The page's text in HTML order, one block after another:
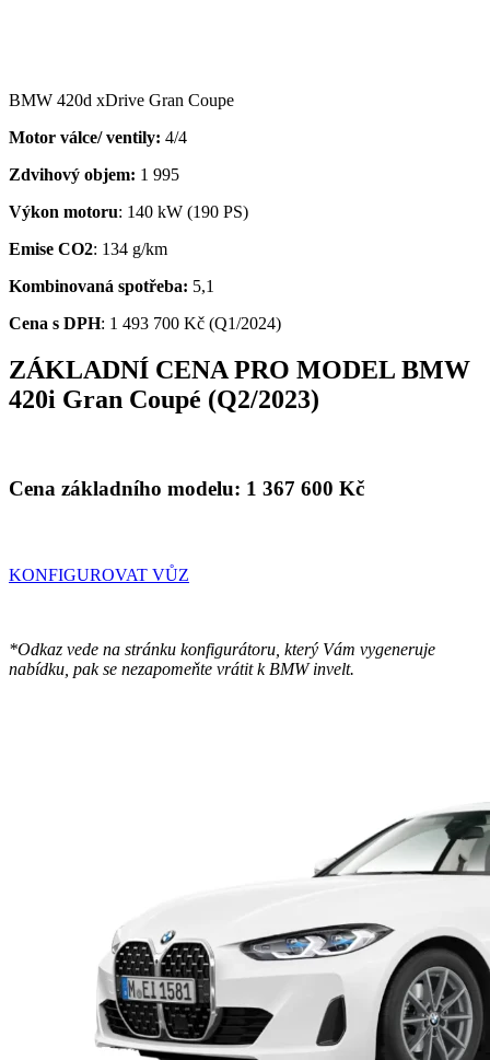
BMW 420d xDrive Gran Coupe
Motor válce/ ventily: 4/4
Zdvihový objem: 1 995
Výkon motoru: 140 kW (190 PS)
Emise CO2: 134 g/km
Kombinovaná spotřeba: 5,1
Cena s DPH: 1 493 700 Kč (Q1/2024)
ZÁKLADNÍ CENA PRO MODEL BMW
420i Gran Coupé (Q2/2023)
Cena základního modelu: 1 367 600 Kč
KONFIGUROVAT VŮZ
*Odkaz vede na stránku konfigurátoru, který Vám vygeneruje
nabídku, pak se nezapomeňte vrátit k BMW invelt.